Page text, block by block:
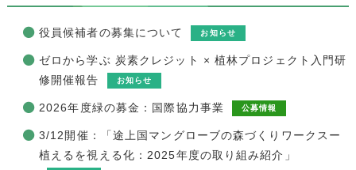
役員候補者の募集について お知らせ
ゼロから学ぶ 炭素クレジット × 植林プロジェクト入門研
修開催報告
お知らせ
2026年度緑の募金：国際協力事業 公募情報
3/12開催：「途上国マングローブの森づくりワークスー
植えるを視える化：2025年度の取り組み紹介」